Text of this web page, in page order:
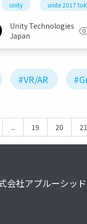
の世界
unity unite 2017
Unity Technologies
Japan
#VR/AR
... 19 20 21
会社アプルーシッド